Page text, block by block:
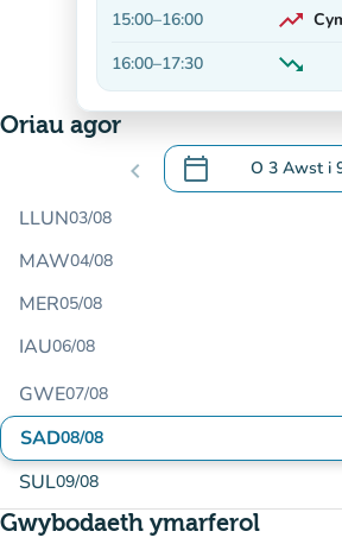
15:00–16:00 trending_up
16:00–17:30 trending_down
Yn
Oriau agor
chevron_left calendar_today O 3 Awst i
.Agor y calendr i
LLUN03/08
MAW04/08
MER05/08
IAU06/08
GWE07/08
SAD08/08
SUL09/08
Gwybodaeth ymarferol